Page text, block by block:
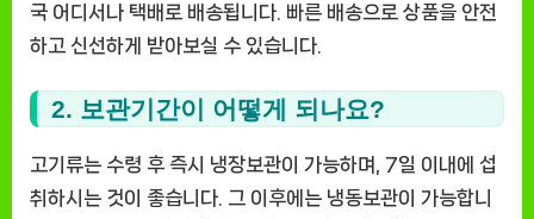
국 어디서나 택배로 배송됩니다. 빠른 배송으로 상품을 안전
하고 신선하게 받아보실 수 있습니다.
2. 보관기간이 어떻게 되나요?
고기류는 수령 후 즉시 냉장보관이 가능하며, 7일 이내에 섭
취하시는 것이 좋습니다. 그 이후에는 냉동보관이 가능합니